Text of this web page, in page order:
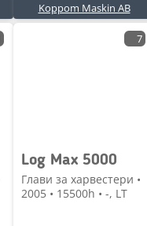
Koppom Maskin AB
7
Log Max 5000
Глави за харвестери •
2005 • 15500h • -, LT